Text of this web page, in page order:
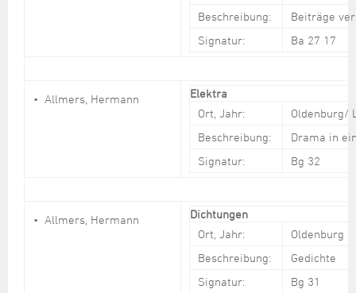
Beschreibung:
Beiträge
Signatur:
Ba 27 17
Allmers, Hermann
Elektra
Ort, Jahr:
Oldenburg/
Beschreibung:
Drama in
Signatur:
Bg 32
Allmers, Hermann
Dichtungen
Ort, Jahr:
Oldenburg
Beschreibung:
Gedichte
Signatur:
Bg 31